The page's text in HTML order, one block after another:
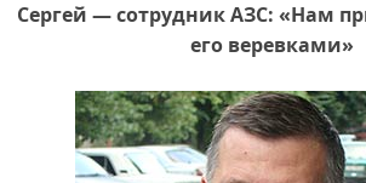
Сергей — сотрудник АЗС: «Нам
его веревками»